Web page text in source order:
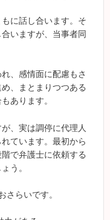
に話し合います。そ
いますが、当事者同
、感情面に配慮もさ
、まとまりつつある
あります。
、実は調停に代理人
ています。最初から
で弁護士に依頼する
う。
さらいです。